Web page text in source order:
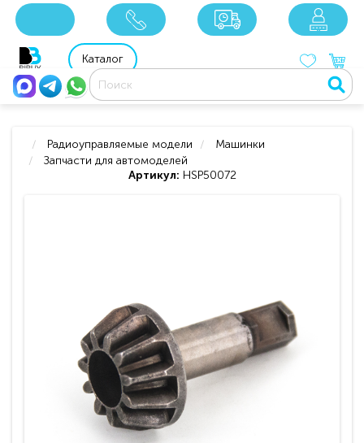
8 800 201 92 06
Каталог
Радиоуправляемые модели
Машинки
Запчасти для автомоделей
Артикул: HSP50072
xxx